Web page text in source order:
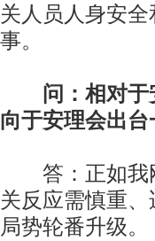
关人员人身安
事。
问：相对
向于安理会出台
答：正如我刚
关反应需慎重
局势轮番升级。